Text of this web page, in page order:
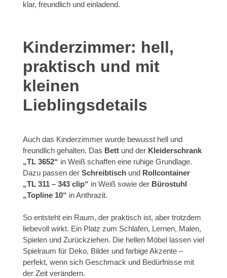
klar, freundlich und einladend.
Kinderzimmer: hell,
praktisch und mit
kleinen
Lieblingsdetails
Auch das Kinderzimmer wurde bewusst hell und
freundlich gehalten. Das Bett und der Kleiderschrank
„TL 3652“ in Weiß schaffen eine ruhige Grundlage.
Dazu passen der Schreibtisch und Rollcontainer
„TL 311 – 343 clip“ in Weiß sowie der Bürostuhl
„Topline 10“ in Anthrazit.
So entsteht ein Raum, der praktisch ist, aber trotzdem
liebevoll wirkt. Ein Platz zum Schlafen, Lernen, Malen,
Spielen und Zurückziehen. Die hellen Möbel lassen viel
Spielraum für Deko, Bilder und farbige Akzente –
perfekt, wenn sich Geschmack und Bedürfnisse mit
der Zeit verändern.